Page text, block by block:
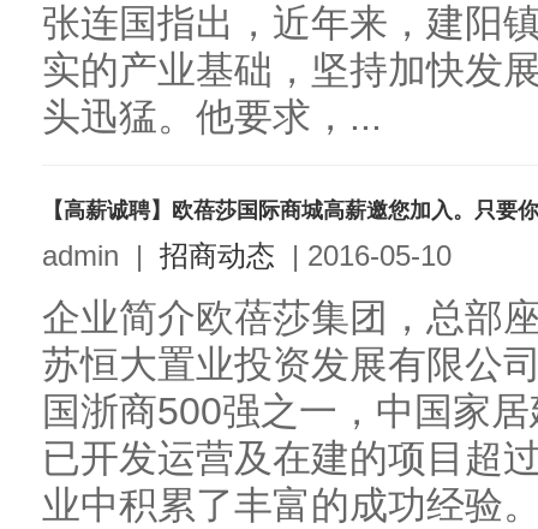
张连国指出，近年来，建阳
实的产业基础，坚持加快发
头迅猛。他要求，...
【高薪诚聘】欧蓓莎国际商城高薪邀您加入。只要
admin | 招商动态 | 2016-05-10
企业简介欧蓓莎集团，总部
苏恒大置业投资发展有限公
国浙商500强之一，中国家
已开发运营及在建的项目超
业中积累了丰富的成功经验